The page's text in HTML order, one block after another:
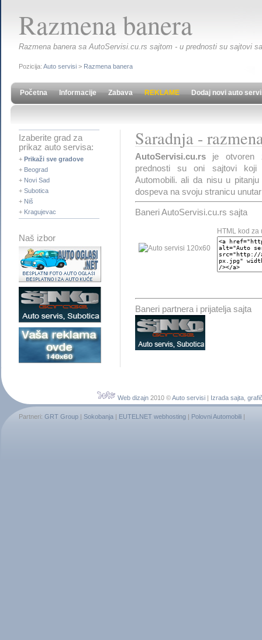
Razmena banera
Razmena banera sa AutoServisi.cu.rs sajtom - u prednosti su sajtovi
Pozicija: Auto servisi > Razmena banera
Početna Informacije Zabava REKLAME Dodaj novi auto
Izaberite grad za
prikaz auto servisa:
+ Prikaži sve gradove
+ Beograd
+ Novi Sad
+ Subotica
+ Niš
+ Kragujevac
Naš izbor
Saradnja -
AutoServisi.cu.rsje otvoren
prednosti su oni sajtovi koji
Automobili. ali da nisu u
dospeva na svoju stranicu
Baneri AutoServisi.cu.rs sajta
120x60
HTML kod
Baneri partnera i prijatelja sajta
Web dizajn 2010 ©Auto servisi Izrada sajta
Partneri: GRT Group Sokobanja EUTELNET webhosting Polovni Automobili